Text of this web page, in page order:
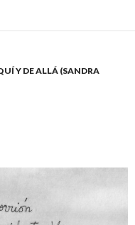
Y DE ALLÁ (SANDRA